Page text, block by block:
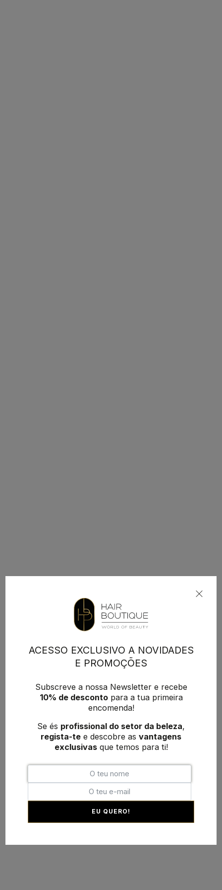
ACESSO EXCLUSIVO A NOVIDADES
E PROMOÇÕES
Subscreve a nossa Newsletter e recebe
10% de descontopara a tua primeira
encomenda!
Se és profissional do setor da beleza,
regista-te e descobre as vantagens
exclusivasque temos para ti!
EU QUERO!